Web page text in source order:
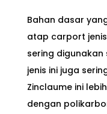
Bahan dasar
atap carport jenis
sering
jenis ini juga
Zinclaume ini
dengan